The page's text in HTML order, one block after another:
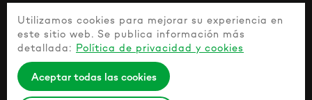
Recursos
Contacta con nosotros
Guía de mascotas sanas
Preguntas más frecuentes
Utilizamos cookies para mejorar su experiencia en
este sitio web. Se publica información más
detallada: Política de privacidad y cookies
Aceptar todas las cookies